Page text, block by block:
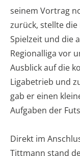
seinem Vortrag
zurück, stellte
Spielzeit und die
Regionalliga vor
Ausblick auf die
Ligabetrieb und
gab er einen
Aufgaben der
Direkt im
Tittmann stand